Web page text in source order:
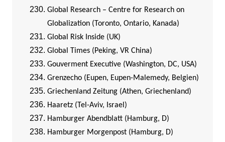
Global Research – Centre for Research on
Globalization (Toronto, Ontario, Kanada)
Global Risk Inside (UK)
Global Times (Peking, VR China)
Gouverment Executive (Washington, DC, USA)
Grenzecho (Eupen, Eupen-Malemedy, Belgien)
Griechenland Zeitung (Athen, Griechenland)
Haaretz (Tel-Aviv, Israel)
Hamburger Abendblatt (Hamburg, D)
Hamburger Morgenpost (Hamburg, D)